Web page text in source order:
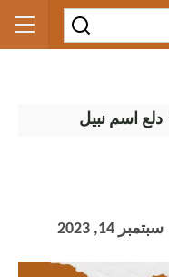
دلع اسم نبيل
سبتمبر 14, 2023